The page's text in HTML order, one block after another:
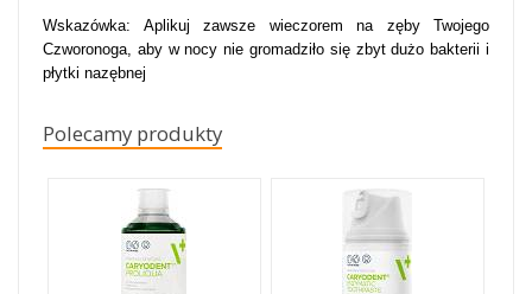
Wskazówka: Aplikuj zawsze wieczorem na zęby Twojego
Czworonoga, aby w nocy nie gromadziło się zbyt dużo bakterii i
płytki nazębnej
Polecamy produkty